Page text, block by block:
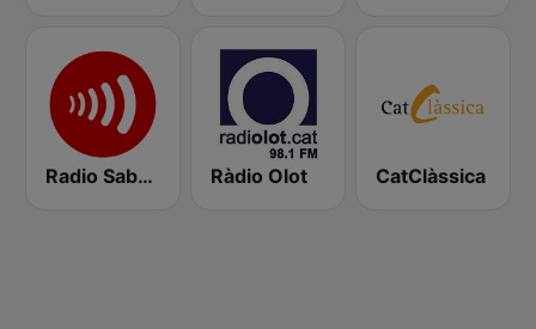
Radio Sabadell 94.6 FM Ràdio Olot CatClàssica